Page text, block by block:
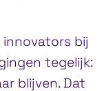
bij
tegelijk:
blijven. Dat